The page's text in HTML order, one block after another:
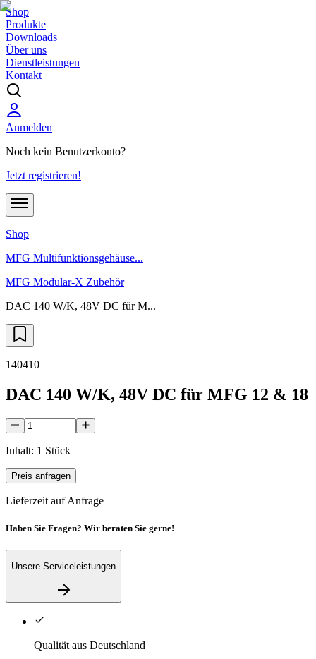
Shop
Produkte
Downloads
Über uns
Dienstleistungen
Kontakt
Anmelden
Noch kein Benutzerkonto?
Jetzt registrieren!
Shop
MFG Multifunktionsgehäuse...
MFG Modular-X Zubehör
DAC 140 W/K, 48V DC für M...
140410
DAC 140 W/K, 48V DC für MFG 12 & 18
Inhalt: 1 Stück
Preis anfragen
Lieferzeit auf Anfrage
Haben Sie Fragen? Wir beraten Sie gerne!
Unsere Serviceleistungen
Qualität aus Deutschland